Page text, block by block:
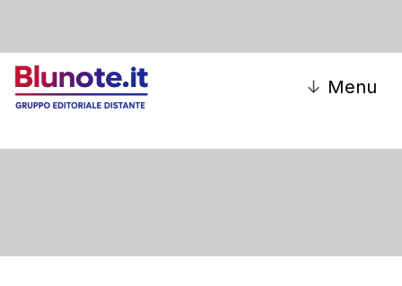
↓ Menu